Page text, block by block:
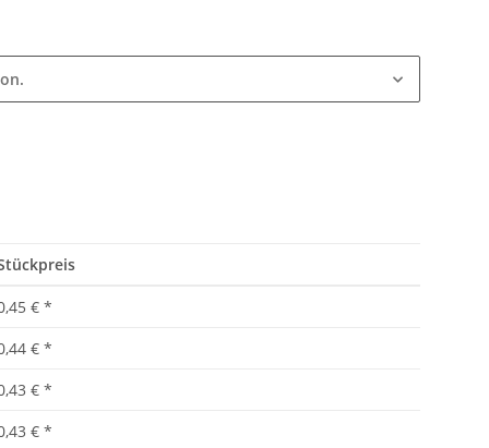
€ *
€ *
€ *
€ *